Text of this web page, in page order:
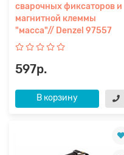
сварочных фиксаторов и
магнитной клеммы
"масса"// Denzel 97557
597р.
В корзину